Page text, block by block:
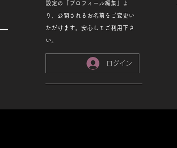
設定の「プロフィール編集」よ
り、公開されるお名前をご変更い
ただけます。安心してご利用下さ
い。
ログイン